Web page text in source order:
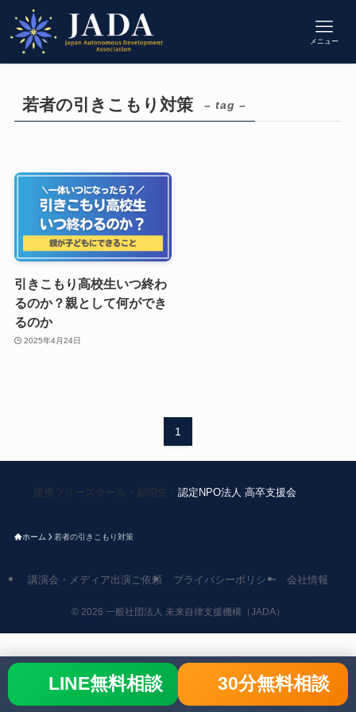
メニュー
若者の引きこもり対策 – tag –
引きこもり高校生いつ終わ
るのか？親として何ができ
るのか
2025年4月24日
1
LINE無料相談 30分無料相談
提携フリースクール・顧問先： 認定NPO法人 高卒支援会
ホーム 若者の引きこもり対策
講演会・メディア出演ご依頼 プライバシーポリシー 会社情報
©2026 一般社団法人 未来自律支援機構（JADA）